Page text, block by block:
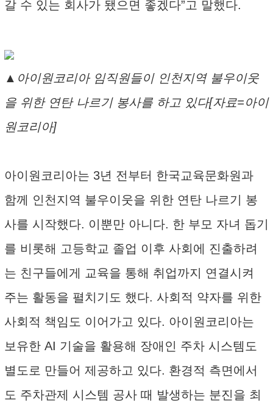
갈 수 있는 회사가 됐으면 좋겠다”고 말했다.
▲아이원코리아 임직원들이 인천지역 불우이웃
을 위한 연탄 나르기 봉사를 하고 있다[자료=아이
원코리아]
아이원코리아는 3년 전부터 한국교육문화원과
함께 인천지역 불우이웃을 위한 연탄 나르기 봉
사를 시작했다. 이뿐만 아니다. 한 부모 자녀 돕기
를 비롯해 고등학교 졸업 이후 사회에 진출하려
는 친구들에게 교육을 통해 취업까지 연결시켜
주는 활동을 펼치기도 했다. 사회적 약자를 위한
사회적 책임도 이어가고 있다. 아이원코리아는
보유한 AI 기술을 활용해 장애인 주차 시스템도
별도로 만들어 제공하고 있다. 환경적 측면에서
도 주차관제 시스템 공사 때 발생하는 분진을 최